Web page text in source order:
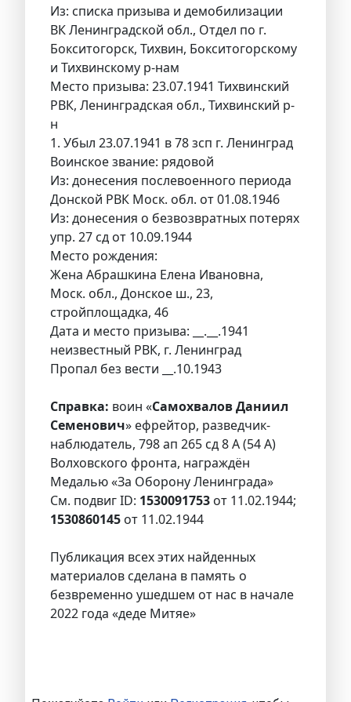
Из: списка призыва и демобилизации
ВК Ленинградской обл., Отдел по г.
Бокситогорск, Тихвин, Бокситогорскому
и Тихвинскому р-нам
Место призыва: 23.07.1941 Тихвинский
РВК, Ленинградская обл., Тихвинский р-
н
1. Убыл 23.07.1941 в 78 зсп г. Ленинград
Воинское звание: рядовой
Из: донесения послевоенного периода
Донской РВК Моск. обл. от 01.08.1946
Из: донесения о безвозвратных потерях
упр. 27 сд от 10.09.1944
Место рождения:
Жена Абрашкина Елена Ивановна,
Моск. обл., Донское ш., 23,
стройплощадка, 46
Дата и место призыва: __.__.1941
неизвестный РВК, г. Ленинград
Пропал без вести __.10.1943
Справка: воин «Самохвалов Даниил
Семенович» ефрейтор, разведчик-
наблюдатель, 798 ап 265 сд 8 А (54 А)
Волховского фронта, награждён
Медалью «За Оборону Ленинграда»
См. подвиг ID: 1530091753 от 11.02.1944;
1530860145 от 11.02.1944
Публикация всех этих найденных
материалов сделана в память о
безвременно ушедшем от нас в начале
2022 года «деде Митяе»